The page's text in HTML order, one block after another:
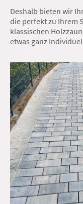
Deshalb bieten wir
die perfekt zu Ihrem
klassischen
etwas ganz